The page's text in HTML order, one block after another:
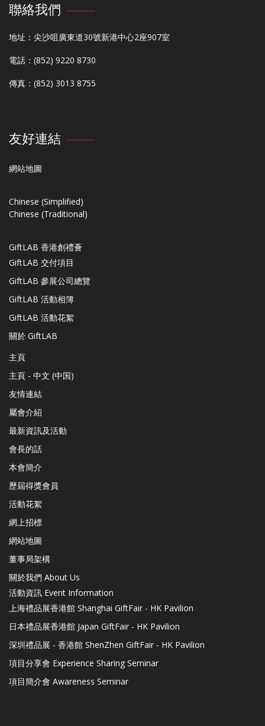
聯絡我們
地址：尖沙咀廣東道30號新港中心2座907室
電話：(852) 9220 8730
傳真：(852) 3013 8755
友好連結
網站地圖
Chinese (Simplified)
Chinese (Traditional)
GiftLAB 香港創禮薈
GiftLAB 交付項目
GiftLAB 參展公司總覽
GiftLAB 活動相簿
GiftLAB 活動花絮
關於 GiftLAB
主頁
主頁 - 中文 (中国)
友情連結
屬會介紹
最新資訊及活動
會長的話
本會簡介
歷屆得獎會員
活動花絮
網上招標
網站地圖
董事局架構
關於我們 About Us
活動資訊 Event Information
上海禮品展香港館 Shanghai GiftFair - HK Pavilion
日本禮品展香港館 Japan GiftFair - HK Pavilion
深圳禮品展 - 香港館 ShenZhen GiftFair - HK Pavilion
項目分享會 Experience Sharing Seminar
項目簡介會 Awareness Seminar